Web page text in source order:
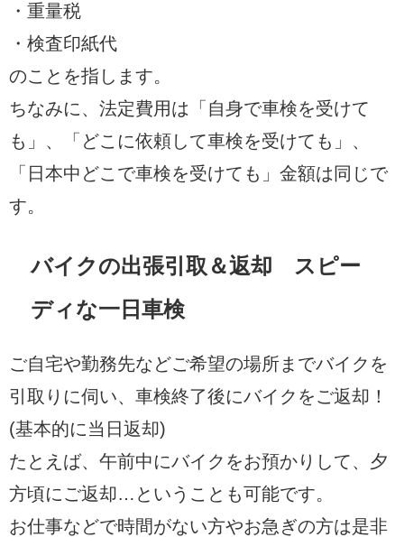
・重量税
・検査印紙代
のことを指します。
ちなみに、法定費用は「自身で車検を受けて
も」、「どこに依頼して車検を受けても」、
「日本中どこで車検を受けても」金額は同じで
す。
バイクの出張引取＆返却 スピー
ディな一日車検
ご自宅や勤務先などご希望の場所までバイクを
引取りに伺い、車検終了後にバイクをご返却！
(基本的に当日返却)
たとえば、午前中にバイクをお預かりして、夕
方頃にご返却…ということも可能です。
お仕事などで時間がない方やお急ぎの方は是非